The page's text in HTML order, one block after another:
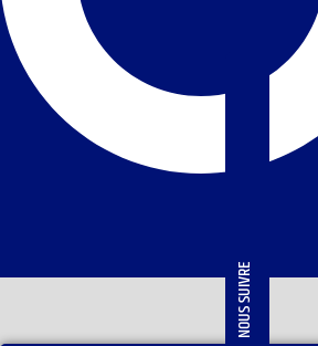
NOUS SUIVRE